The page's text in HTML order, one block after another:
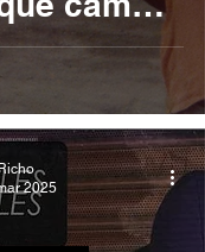
2025